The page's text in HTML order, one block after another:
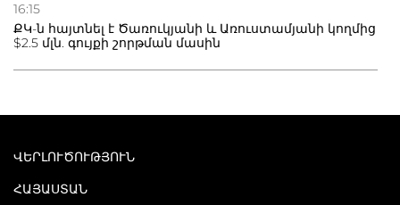
16:15
ՔԿ-ն հայտնել է Ծառուկյանի և Առուստամյանի կողմից
$2.5 մլն. գույքի շորթման մասին
ՎԵՐԼՈՒԾՈՒԹՅՈՒՆ
ՀԱՅԱՍՏԱՆ